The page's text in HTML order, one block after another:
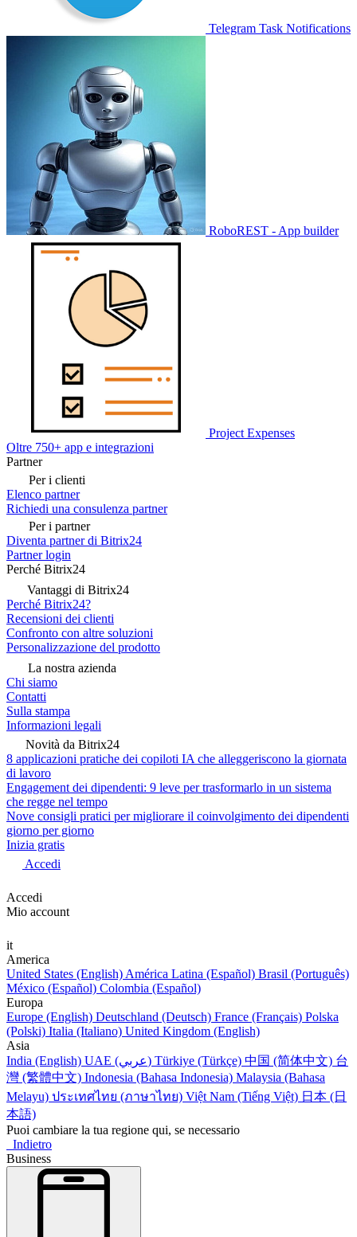
Telegram Task Notifications
RoboREST - App builder
Project Expenses
Oltre 750+ app e integrazioni
Partner
Per i clienti
Elenco partner
Richiedi una consulenza partner
Per i partner
Diventa partner di Bitrix24
Partner login
Perché Bitrix24
Vantaggi di Bitrix24
Perché Bitrix24?
Recensioni dei clienti
Confronto con altre soluzioni
Personalizzazione del prodotto
La nostra azienda
Chi siamo
Contatti
Sulla stampa
Informazioni legali
Novità da Bitrix24
8 applicazioni pratiche dei copiloti IA che alleggeriscono la giornata
di lavoro
Engagement dei dipendenti: 9 leve per trasformarlo in un sistema
che regge nel tempo
Nove consigli pratici per migliorare il coinvolgimento dei dipendenti
giorno per giorno
Inizia gratis
Accedi
Accedi
Mio account
it
America
United States (English) América Latina (Español) Brasil (Português)
México (Español) Colombia (Español)
Europa
Europe (English) Deutschland (Deutsch) France (Français) Polska
(Polski) Italia (Italiano) United Kingdom (English)
Asia
India (English)
UAE (عربي) Türkiye (Türkçe) 中国 (简体中文) 台
灣 (繁體中文) Indonesia (Bahasa Indonesia) Malaysia (Bahasa
Melayu) ประเทศไทย (ภาษาไทย) Việt Nam (Tiếng Việt) 日本 (日
本語)
Puoi cambiare la tua regione qui, se necessario
Indietro
Business